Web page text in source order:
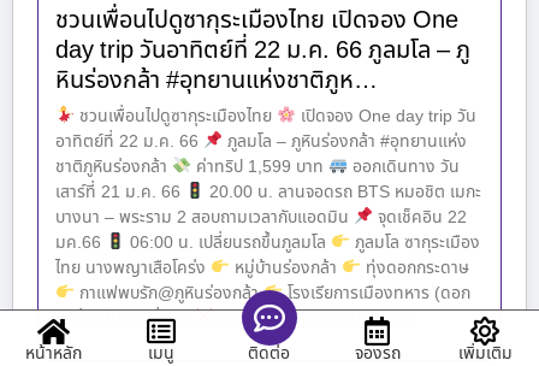
ชวนเพื่อนไปดูซากุระเมืองไทย เปิดจอง One
day trip วันอาทิตย์ที่ 22 ม.ค. 66 ภูลมโล – ภู
หินร่องกล้า #อุทยานแห่งชาติภูห…
ชวนเพื่อนไปดูซากุระเมืองไทย
เปิดจอง One day trip วัน
อาทิตย์ที่ 22 ม.ค. 66
ภูลมโล – ภูหินร่องกล้า #อุทยานแห่ง
ชาติภูหินร่องกล้า
ค่าทริป 1,599 บาท
ออกเดินทาง วัน
เสาร์ที่ 21 ม.ค. 66
20.00 น. ลานจอดรถ BTS หมอชิต เมกะ
บางนา – พระราม 2 สอบถามเวลากับแอดมิน
จุดเช็คอิน 22
มค.66
06:00 น. เปลี่ยนรถขึ้นภูลมโล
ภูลมโล ซากุระเมือง
ไทย นางพญาเสือโคร่ง
หมู่บ้านร่องกล้า
ทุ่งดอกกระดาษ
กาแฟพบรัก@ภูหินร่องกล้า
โรงเรียการเมืองทหาร (ดอก
เมเปิ้ล) ใบไม้เปลี่ยนสี
หมายเหตุ
โปรแกรมอาจจะม
หน้าหลัก
เมนู ติดต่อ จองรถ เพิ่มเติม